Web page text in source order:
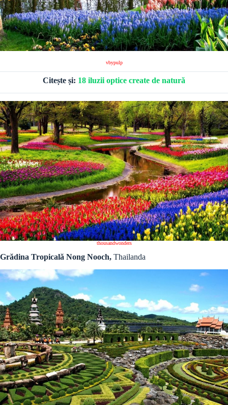
vbypulp
Citește și: 18 iluzii optice create de natură
thousandwonders
Grădina Tropicală Nong Nooch, Thailanda